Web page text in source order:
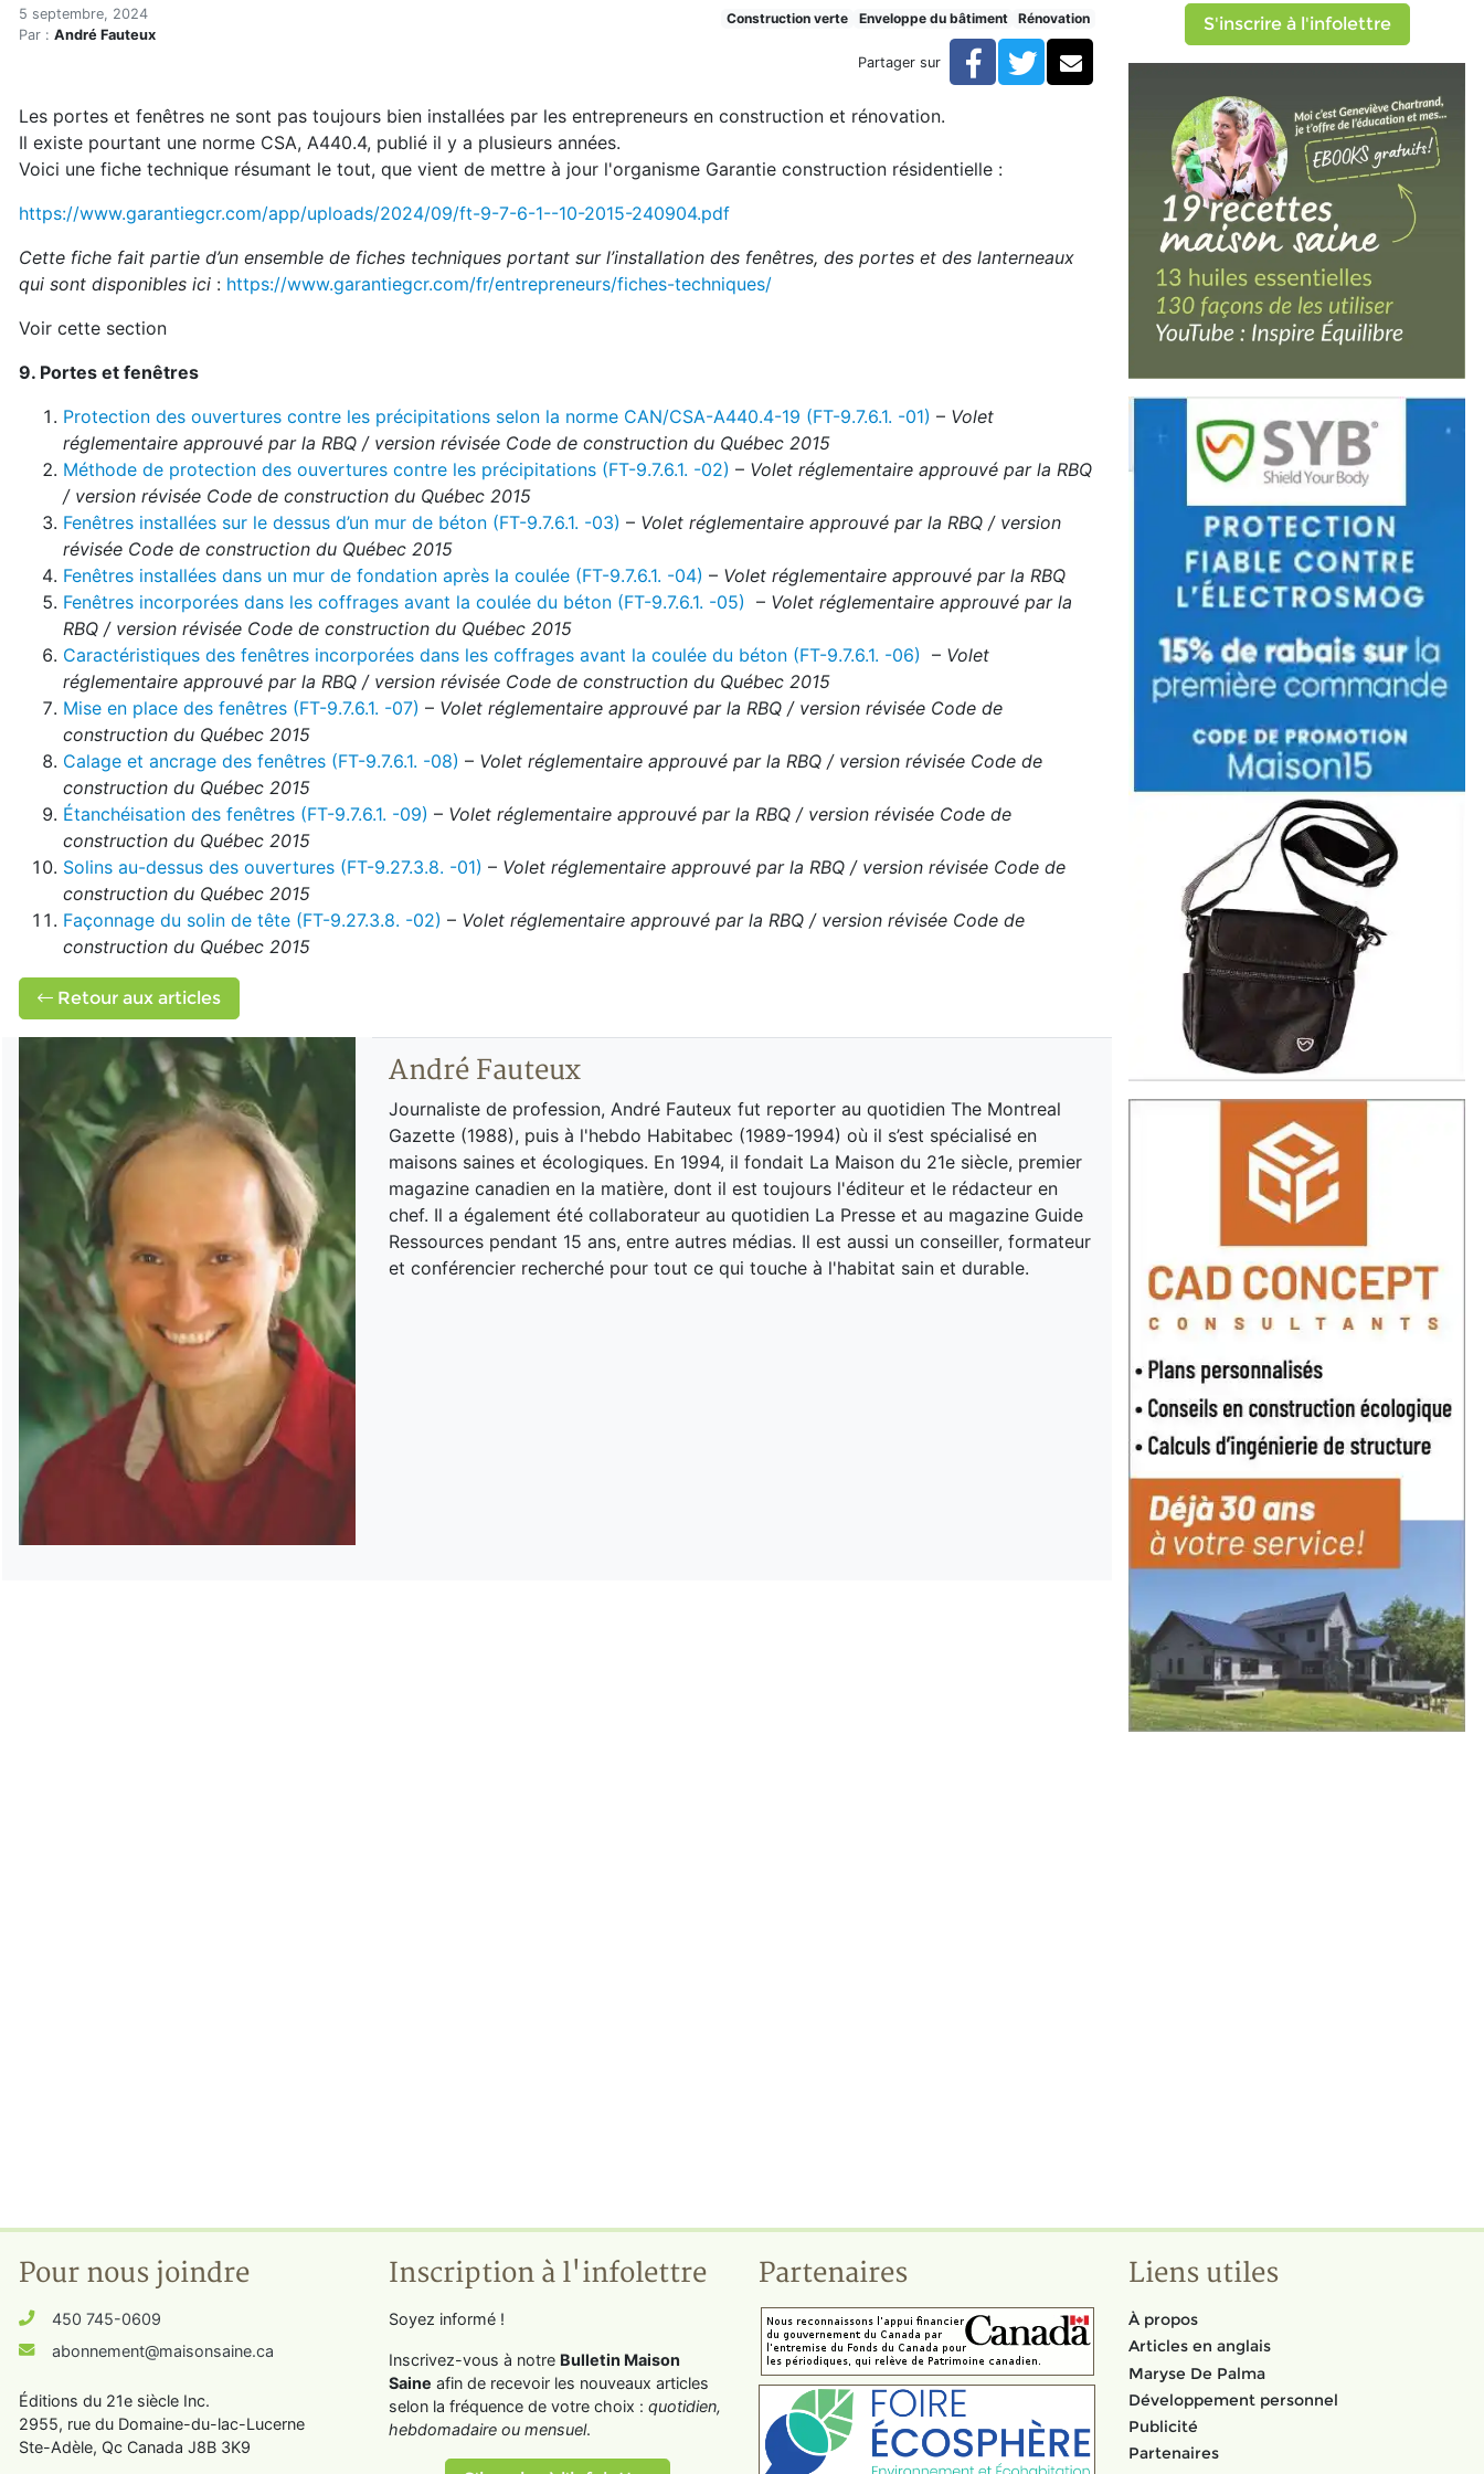
Accueil
Articles
Fiche d'installation des fenêtres de GCR
Fiche d'installation des fenêtres de GCR
5 septembre, 2024
Par : André Fauteux
Construction verte Enveloppe du bâtiment Rénovation
Partager sur Facebook
TwitterCourriel
Les portes et fenêtres ne sont pas toujours bien installées par les entrepreneurs en construction et rénovation.
Il existe pourtant une norme CSA, A440.4, publié il y a plusieurs années.
Voici une fiche technique résumant le tout, que vient de mettre à jour l'organisme Garantie construction résidentielle :
https://www.garantiegcr.com/app/uploads/2024/09/ft-9-7-6-1--10-2015-240904.pdf
Cette fiche fait partie d’un ensemble de fiches techniques portant sur l’installation des fenêtres, des portes et des lanterneaux
qui sont disponibles ici : https://www.garantiegcr.com/fr/entrepreneurs/fiches-techniques/
Voir cette section
9. Portes et fenêtres
Protection des ouvertures contre les précipitations selon la norme CAN/CSA-A440.4-19 (FT-9.7.6.1. -01) – Volet
réglementaire approuvé par la RBQ / version révisée Code de construction du Québec 2015
Méthode de protection des ouvertures contre les précipitations (FT-9.7.6.1. -02) – Volet réglementaire approuvé par la RBQ
/ version révisée Code de construction du Québec 2015
Fenêtres installées sur le dessus d’un mur de béton (FT-9.7.6.1. -03) – Volet réglementaire approuvé par la RBQ / version
révisée Code de construction du Québec 2015
Fenêtres installées dans un mur de fondation après la coulée (FT-9.7.6.1. -04) – Volet réglementaire approuvé par la RBQ
Fenêtres incorporées dans les coffrages avant la coulée du béton (FT-9.7.6.1. -05) – Volet réglementaire approuvé par la
RBQ / version révisée Code de construction du Québec 2015
Caractéristiques des fenêtres incorporées dans les coffrages avant la coulée du béton (FT-9.7.6.1. -06) – Volet
réglementaire approuvé par la RBQ / version révisée Code de construction du Québec 2015
Mise en place des fenêtres (FT-9.7.6.1. -07) – Volet réglementaire approuvé par la RBQ / version révisée Code de
construction du Québec 2015
Calage et ancrage des fenêtres (FT-9.7.6.1. -08) – Volet réglementaire approuvé par la RBQ / version révisée Code de
construction du Québec 2015
Étanchéisation des fenêtres (FT-9.7.6.1. -09) – Volet réglementaire approuvé par la RBQ / version révisée Code de
construction du Québec 2015
Solins au-dessus des ouvertures (FT-9.27.3.8. -01) – Volet réglementaire approuvé par la RBQ / version révisée Code de
construction du Québec 2015
Façonnage du solin de tête (FT-9.27.3.8. -02) – Volet réglementaire approuvé par la RBQ / version révisée Code de
construction du Québec 2015
Retour aux articles
André Fauteux
Journaliste de profession, André Fauteux fut reporter au quotidien The Montreal
Gazette (1988), puis à l'hebdo Habitabec (1989-1994) où il s’est spécialisé en
maisons saines et écologiques. En 1994, il fondait La Maison du 21e siècle, premier
magazine canadien en la matière, dont il est toujours l'éditeur et le rédacteur en
chef. Il a également été collaborateur au quotidien La Presse et au magazine Guide
Ressources pendant 15 ans, entre autres médias. Il est aussi un conseiller, formateur
et conférencier recherché pour tout ce qui touche à l'habitat sain et durable.
S'inscrire à l'infolettre
Pour nous joindre
450 745-0609
abonnement@maisonsaine.ca
Éditions du 21e siècle Inc.
2955, rue du Domaine-du-lac-Lucerne
Ste-Adèle, Qc Canada J8B 3K9
Inscription à l'infolettre
Soyez informé !
Inscrivez-vous à notre Bulletin Maison
Saine afin de recevoir les nouveaux articles
selon la fréquence de votre choix : quotidien,
hebdomadaire ou mensuel.
Partenaires Liens utiles
À propos
Articles en anglais
Maryse De Palma
Développement personnel
Publicité
Partenaires